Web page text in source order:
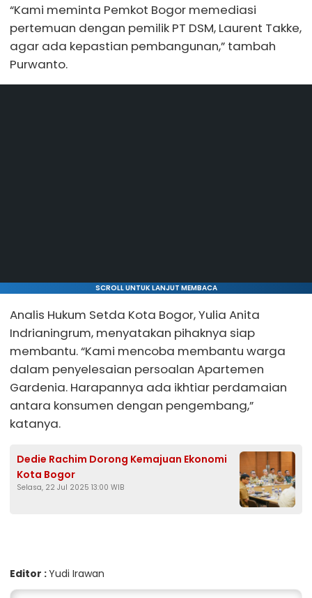
“Kami meminta Pemkot Bogor memediasi
pertemuan dengan pemilik PT DSM, Laurent Takke,
agar ada kepastian pembangunan,” tambah
Purwanto.
SCROLL UNTUK LANJUT MEMBACA
Analis Hukum Setda Kota Bogor, Yulia Anita
Indrianingrum, menyatakan pihaknya siap
membantu. “Kami mencoba membantu warga
dalam penyelesaian persoalan Apartemen
Gardenia. Harapannya ada ikhtiar perdamaian
antara konsumen dengan pengembang,”
katanya.
Dedie Rachim Dorong Kemajuan Ekonomi
Kota Bogor
Selasa, 22 Jul 2025 13:00 WIB
Editor :Yudi Irawan